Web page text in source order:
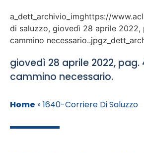
a_dett_archivio_imghttps://
di saluzzo, giovedì 28 aprile 2022,
cammino
giovedì 28 aprile 2022, pag.
cammino necessario.
Home » 1640-Corriere Di Saluzzo